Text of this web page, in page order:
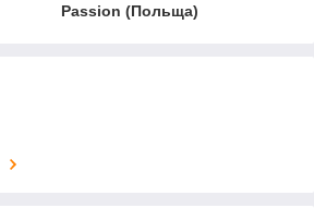
Passion (Польща)